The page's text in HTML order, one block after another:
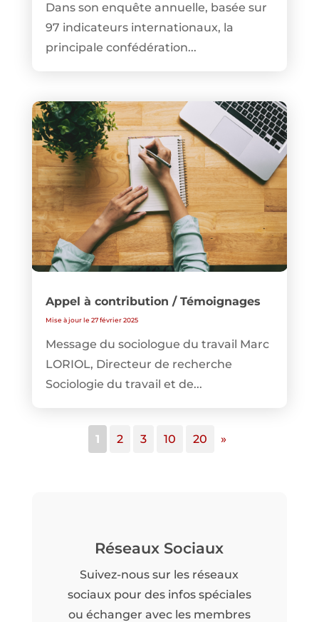
Dans son enquête annuelle, basée sur
97 indicateurs internationaux, la
principale confédération...
Appel à contribution / Témoignages
Mise à jour le 27 février 2025
Message du sociologue du travail Marc
LORIOL, Directeur de recherche
Sociologie du travail et de...
1 2 3 10 20 »
Réseaux Sociaux
Suivez-nous sur les réseaux
sociaux pour des infos spéciales
ou échanger avec les membres